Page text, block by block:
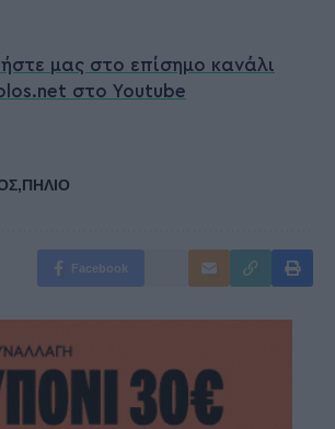
μας στο επίσημο κανάλι
στο Youtube
Facebook